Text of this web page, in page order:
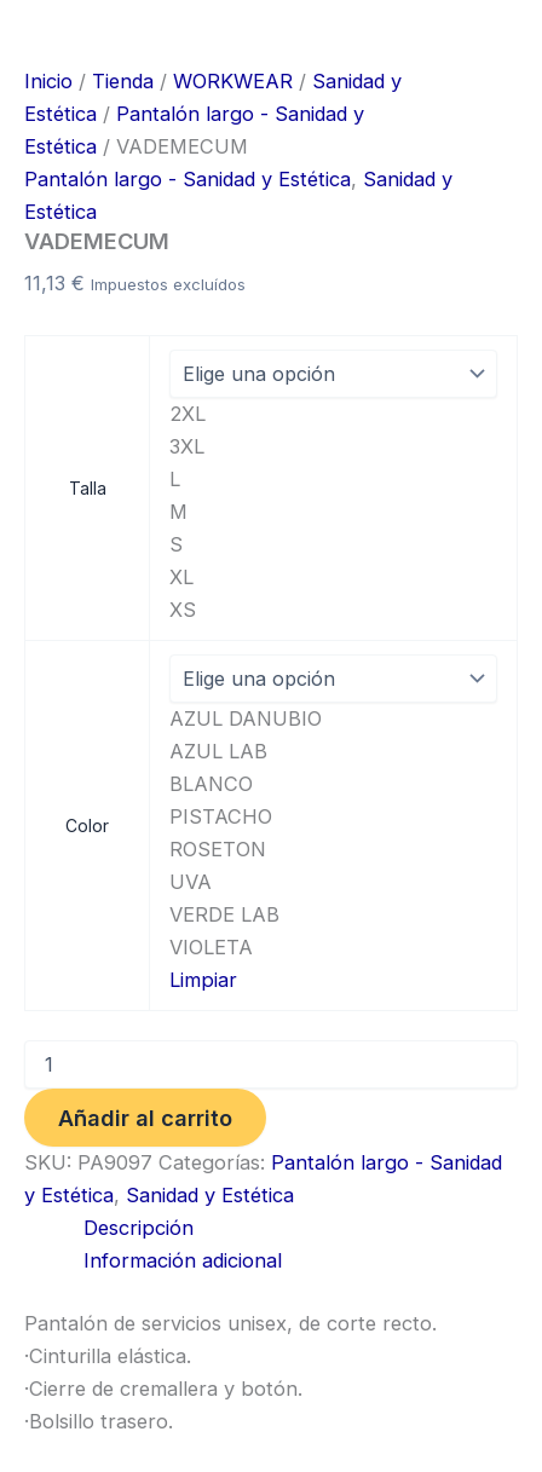
Inicio / Tienda / WORKWEAR / Sanidad y
Estética / Pantalón largo - Sanidad y
Estética / VADEMECUM
Pantalón largo - Sanidad y Estética, Sanidad y
Estética
VADEMECUM
11,13 € Impuestos excluídos
Talla
2XL
3XL
L
M
S
XL
XS
Color
AZUL DANUBIO
AZUL LAB
BLANCO
PISTACHO
ROSETON
UVA
VERDE LAB
VIOLETA
Limpiar
Añadir al carrito
SKU: PA9097 Categorías: Pantalón largo - Sanidad
y Estética, Sanidad y Estética
Descripción
Información adicional
Pantalón de servicios unisex, de corte recto.
·Cinturilla elástica.
·Cierre de cremallera y botón.
·Bolsillo trasero.